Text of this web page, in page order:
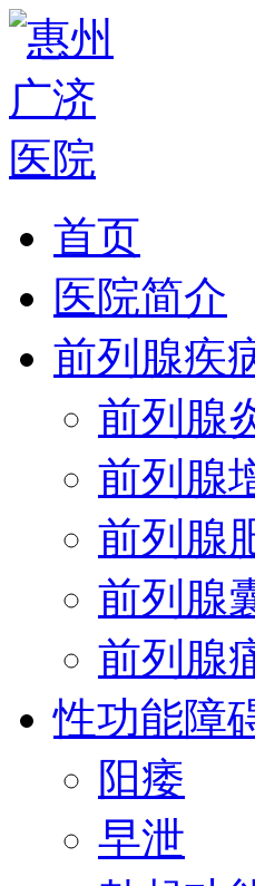
首页
医院简介
前列腺疾
前列腺
前列腺
前列腺
前列腺
前列腺
性功能障
阳痿
早泄